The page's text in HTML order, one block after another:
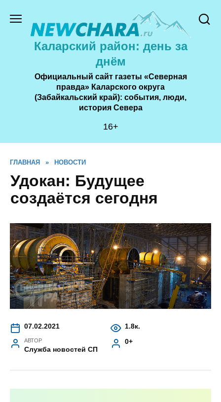
содержанию
Каларский район: день за
днём
Официальный сайт газеты «Северная
правда» Каларского округа
(Забайкальский край): события, люди,
история Cевера
16+
ГЛАВНАЯ » НОВОСТИ
Удокан: Будущее
создаётся сегодня
07.02.2021 1.8к.
АВТОР
Служба новостей СП
0+